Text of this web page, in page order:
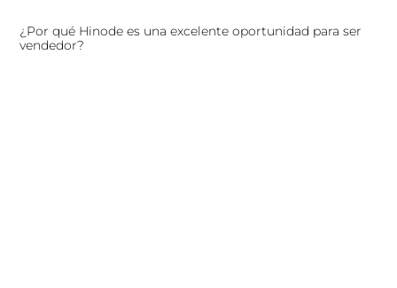
¿Por qué Hinode es una excelente oportunidad para ser
vendedor?